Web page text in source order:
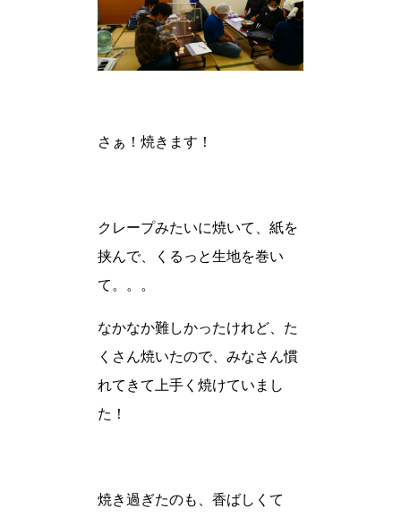
さぁ！焼きます！
クレープみたいに焼いて、紙を
挟んで、くるっと生地を巻い
て。。。
なかなか難しかったけれど、た
くさん焼いたので、みなさん慣
れてきて上手く焼けていまし
た！
焼き過ぎたのも、香ばしくて